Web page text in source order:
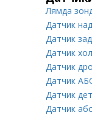
Лямда
Датчик
Датчик
Датчик
Датчик
Датчик
Датчик
Датчик